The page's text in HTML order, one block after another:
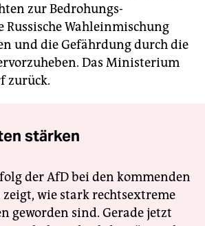
zur Bedrohungs-
Russische Wahleinmischung
und die Gefährdung durch die
Das Ministerium
zurück.
stärken
der AfD bei den kommenden
wie stark rechtsextreme
geworden sind. Gerade jetzt